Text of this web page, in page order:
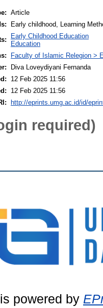
Article
Early childhood, Learning
Early Childhood Education
Education
Faculty of Islamic Relegion >
Diva Loveydiyani Fernanda
12 Feb 2025 11:56
12 Feb 2025 11:56
http://eprints.umg.ac.id/id/
required)
powered by